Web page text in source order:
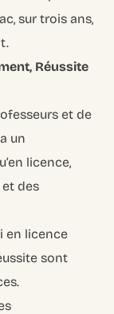
sur trois ans,
Réussite
et de
un
licence,
des
en licence
sont